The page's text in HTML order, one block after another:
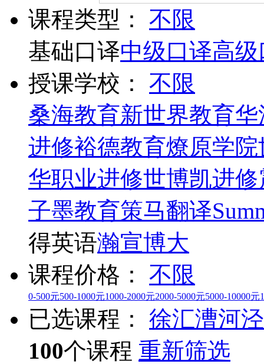
课程类型：
不限
基础口译中级口译高
授课学校：
不限
桑海教育新世界教育华
进修裕德教育燎原学院
华职业进修世博凯进修
子墨教育策马翻译
得英语瀚宣博大
课程价格：
不限
0-500元500-1000元1000-2000元2000-5000元5000-10000元
已选课程： 徐汇漕河
100个课程 重新筛选